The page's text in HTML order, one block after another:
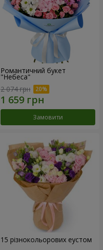
Романтичний букет
"Небеса"
2 074 грн
Замовити
15 різнокольорових еустом